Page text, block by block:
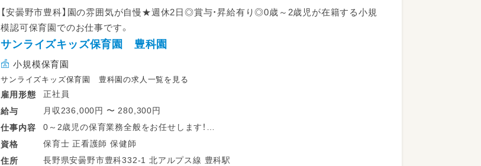
【安曇野市豊科】園の雰囲気が自慢★週休2日◎賞与・昇給有り◎0歳～2歳児が在籍する小規
模認可保育園でのお仕事です。
サンライズキッズ保育園 豊科園
小規模保育園
サンライズキッズ保育園 豊科園の求人一覧を見る
雇用形態
正社員
給与
月収236,000円 〜 280,300円
仕事内容
0～2歳児の保育業務全般をお任せします！
・生活面(食事・トイレ・着替えなど)のお世話
・保護者対応
資格
保育士 正看護師 保健師
住所
長野県安曇野市豊科332-1 北アルプス線 豊科駅